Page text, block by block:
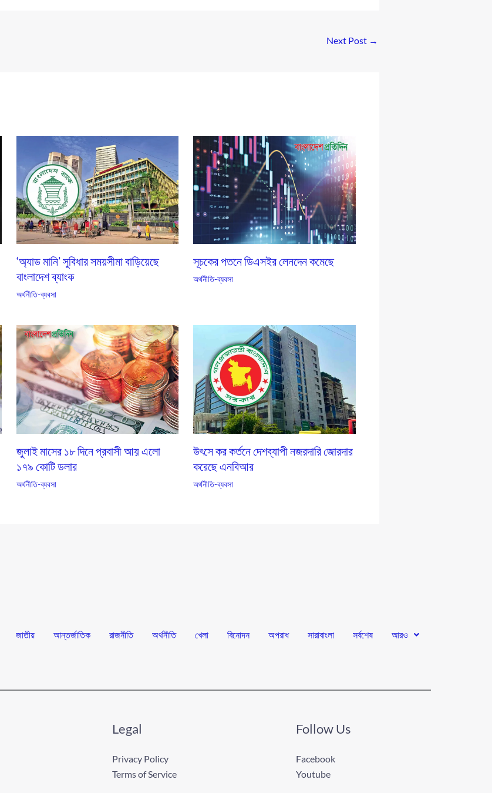
Next Post →
‘অ্যাড মানি’ সুবিধার সময়সীমা বাড়িয়েছে
বাংলাদেশ ব্যাংক
অর্থনীতি-ব্যবসা
সূচকের পতনে ডিএসইর লেনদেন কমেছে
অর্থনীতি-ব্যবসা
জুলাই মাসের ১৮ দিনে প্রবাসী আয় এলাে
১৭৯ কোটি ডলার
অর্থনীতি-ব্যবসা
উৎসে কর কর্তনে দেশব্যাপী নজরদারি জোরদার
করেছে এনবিআর
অর্থনীতি-ব্যবসা
জাতীয় আন্তর্জাতিক রাজনীতি অর্থনীতি খেলা বিনোদন অপরাধ সারাবাংলা সর্বশেষ আরও
Legal
Privacy Policy
Terms of Service
Follow Us
Facebook
Youtube